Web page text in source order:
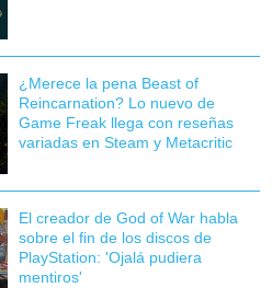
¿Merece la pena Beast of
Reincarnation? Lo nuevo de
Game Freak llega con reseñas
variadas en Steam y Metacritic
El creador de God of War habla
sobre el fin de los discos de
PlayStation: 'Ojalá pudiera
mentiros'